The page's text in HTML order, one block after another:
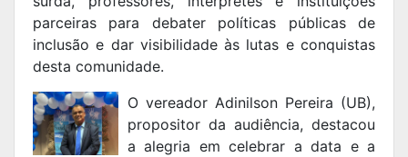
parceiras para debater políticas públicas de
inclusão e dar visibilidade às lutas e conquistas
desta comunidade.
O vereador Adinilson Pereira (UB),
propositor da audiência, destacou
a alegria em celebrar a data e a